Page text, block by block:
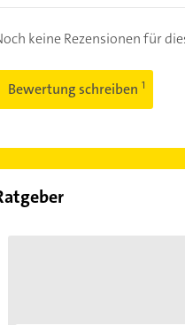
keine Rezensionen für
Bewertung schreiben